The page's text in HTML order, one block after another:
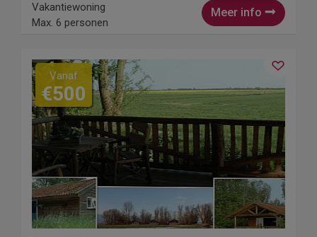
Meer info
Vakantiewoning
Max. 6 personen
Vanaf
€500